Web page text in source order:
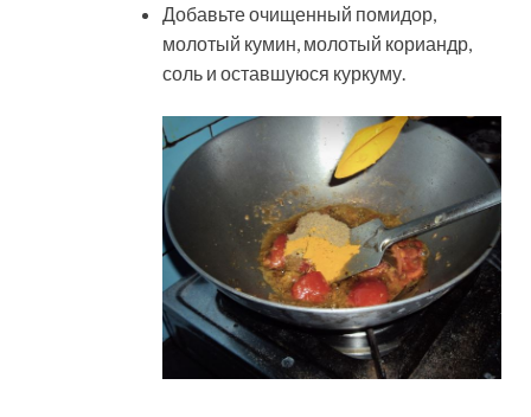
Добавьте очищенный помидор,
молотый кумин, молотый кориандр,
соль и оставшуюся куркуму.